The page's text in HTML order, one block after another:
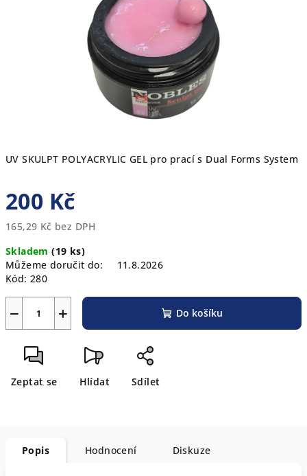
UV SKULPT POLYACRYLIC GEL pro prací s Dual Forms System
200 Kč
165,29 Kč bez DPH
cena:
Skladem(19 ks)
Můžeme doručit do:
11.8.2026
Kód: 280
+
− Do košíku
Zeptat se Hlídat Sdílet
hvězdiček.
Popis Hodnocení Diskuze